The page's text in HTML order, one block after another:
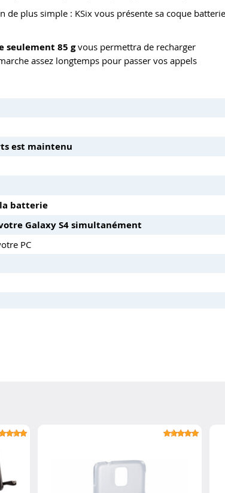
de plus simple : KSix vous présente sa coque batterie
seulement 85 gvous permettra de recharger
assez longtemps pour passer vos appels
est maintenu
la batterie
Galaxy S4 simultanément
PC